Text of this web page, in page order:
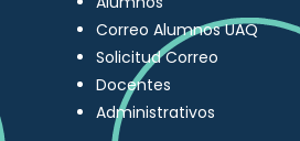
Correo Alumnos UAQ
Solicitud Correo
Docentes
Administrativos